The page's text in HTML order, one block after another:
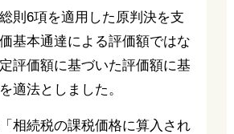
則6項を適用した原判決を支
基本通達による評価額ではな
評価額に基づいた評価額に基
適法としました。
相続税の課税価格に算入され